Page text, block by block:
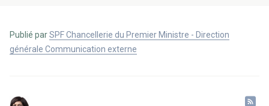
Publié parSPF Chancellerie du Premier Ministre - Direction
générale Communication externe